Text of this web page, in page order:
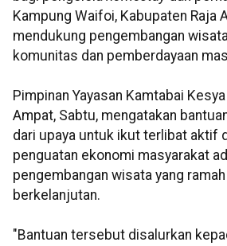
Kampung Waifoi, Kabupaten Raja
mendukung pengembangan
komunitas dan pemberdayaan
Pimpinan Yayasan Kamtabai
Ampat, Sabtu, mengatakan
dari upaya untuk ikut terlibat aktif
penguatan ekonomi masyarakat
pengembangan wisata yang
berkelanjutan.
"Bantuan tersebut disalurkan